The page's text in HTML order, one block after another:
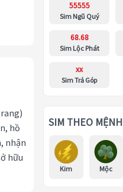
hồ
nhận
hữu
55555
Sim Ngũ Quý
68.68
Sim Lộc Phát
xx
Sim Trả Góp
SIM THEO MỆNH
Kim Mộc